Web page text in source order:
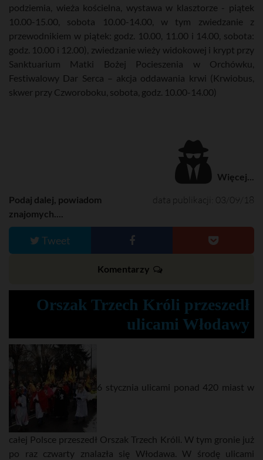
podziemia, wieża kościelna, wystawa w klasztorze - piątek
10.00-15.00, sobota 10.00-14.00, w tym zwiedzanie z
przewodnikiem w piątek: godz. 10.00, 11.00 i 14.00, sobota:
godz. 10.00 i 12.00), zwiedzanie wieży widokowej i krypt przy
Sanktuarium Matki Bożej Pocieszenia w Orchówku,
Festiwalowy Dar Serca – akcja oddawania krwi (Krwiobus,
skwer przy Czworoboku, sobota, godz. 10.00-14.00)
Więcej...
data publikacji: 03/09/18
Podaj dalej, powiadom
znajomych....
Tweet
Komentarzy
Orszak Trzech Króli przeszedł
ulicami Włodawy
6 stycznia ulicami ponad 420 miast w
całej Polsce przeszedł Orszak Trzech Króli. W tym gronie już
po raz czwarty znalazła się Włodawa. W środę ulicami